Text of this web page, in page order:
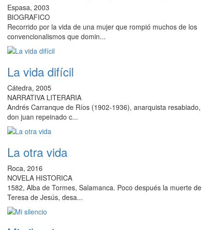
Espasa, 2003
BIOGRAFICO
Recorrido por la vida de una mujer que rompió muchos de los
convencionalismos que domin...
La vida difícil
Cátedra, 2005
NARRATIVA LITERARIA
Andrés Carranque de Ríos (1902-1936), anarquista resabiado,
don juan repeinado c...
La otra vida
Roca, 2016
NOVELA HISTORICA
1582, Alba de Tormes, Salamanca. Poco después la muerte de
Teresa de Jesús, desa...